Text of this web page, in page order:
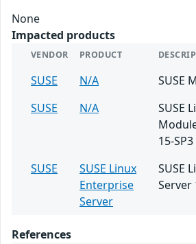
None
Impacted products
VENDOR PRODUCT
SUSE N/A
SUSE
SUSE
N/A
SUSE
15-SP3
SUSE
SUSE Linux
Enterprise
Server
SUSE
Server
References